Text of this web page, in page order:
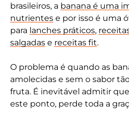
brasileiros, a banana é uma
nutrientes e por isso é uma
para lanches práticos,
salgadas e receitas fit.
O problema é quando as
amolecidas e sem o sabor
fruta. É inevitável admitir
este ponto, perde toda a